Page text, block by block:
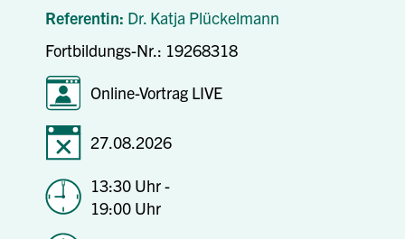
Referentin: Dr. Katja Plückelmann
Fortbildungs-Nr.: 19268318
Online-Vortrag LIVE
27.08.2026
13:30 Uhr -
19:00 Uhr